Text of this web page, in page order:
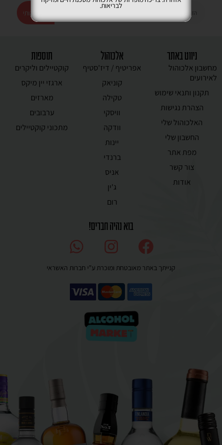
רשמו אותי
אלכוהול
אפריטיף / דיז'סטיף
קוניאק
טקילה
וויסקי
וודקה
יינות
ברנדי
אניס
ג'ין
רום
תוספות
קוקטיילים וליקרים
ארגזי יין מיקס
מארזים
ערבובים
מתכוני קוקטיילים
ניווט באתר
מחשבון אלכוהול
לאירועים
תקנון ותנאי שימוש
הצהרת נגישות
האלכוהול שלי
החשבון שלי
מפת אתר
צור קשר
אודות
בוא נהיה חברים!
קנייתך באתר מאובטחת ומוכרת ע”י חברות האשראי
לבריאות.